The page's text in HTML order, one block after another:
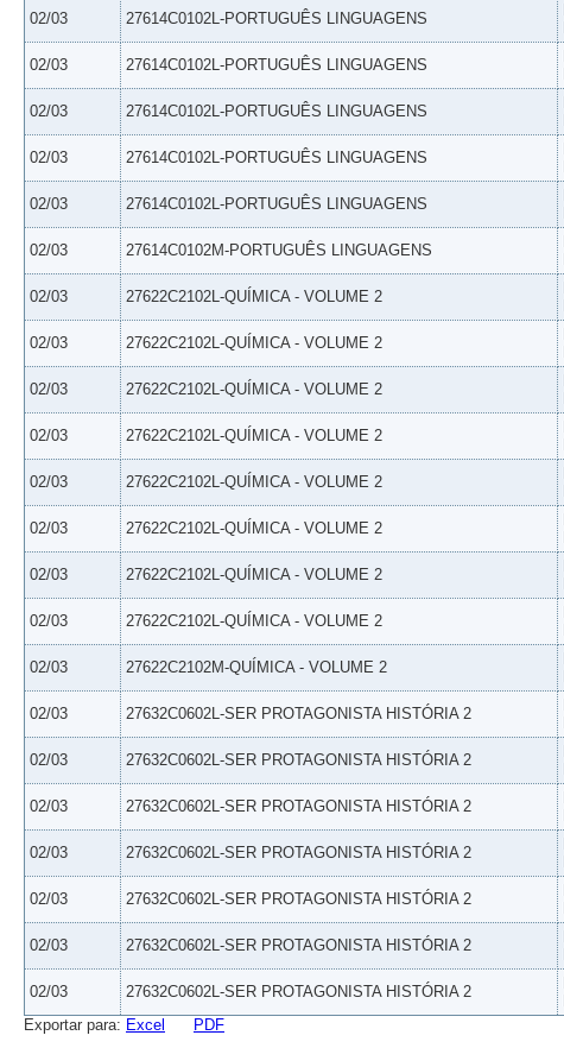
02/03 27614C0102L-PORTUGUÊS LINGUAGENS
02/03 27614C0102L-PORTUGUÊS LINGUAGENS
02/03 27614C0102L-PORTUGUÊS LINGUAGENS
02/03 27614C0102L-PORTUGUÊS LINGUAGENS
02/03 27614C0102L-PORTUGUÊS LINGUAGENS
02/03 27614C0102M-PORTUGUÊS LINGUAGENS
02/03 27622C2102L-QUÍMICA - VOLUME 2
02/03 27622C2102L-QUÍMICA - VOLUME 2
02/03 27622C2102L-QUÍMICA - VOLUME 2
02/03 27622C2102L-QUÍMICA - VOLUME 2
02/03 27622C2102L-QUÍMICA - VOLUME 2
02/03 27622C2102L-QUÍMICA - VOLUME 2
02/03 27622C2102L-QUÍMICA - VOLUME 2
02/03 27622C2102L-QUÍMICA - VOLUME 2
02/03 27622C2102M-QUÍMICA - VOLUME 2
02/03 27632C0602L-SER PROTAGONISTA HISTÓRIA 2
02/03 27632C0602L-SER PROTAGONISTA HISTÓRIA 2
02/03 27632C0602L-SER PROTAGONISTA HISTÓRIA 2
02/03 27632C0602L-SER PROTAGONISTA HISTÓRIA 2
02/03 27632C0602L-SER PROTAGONISTA HISTÓRIA 2
02/03 27632C0602L-SER PROTAGONISTA HISTÓRIA 2
02/03 27632C0602L-SER PROTAGONISTA HISTÓRIA 2
Exportar para: Excel PDF